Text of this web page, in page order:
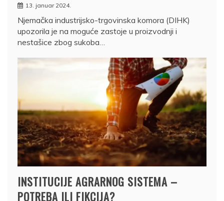
13. januar 2024.
Njemačka industrijsko-trgovinska komora (DIHK)
upozorila je na moguće zastoje u proizvodnji i
nestašice zbog sukoba…
INSTITUCIJE AGRARNOG SISTEMA –
POTREBA ILI FIKCIJA?